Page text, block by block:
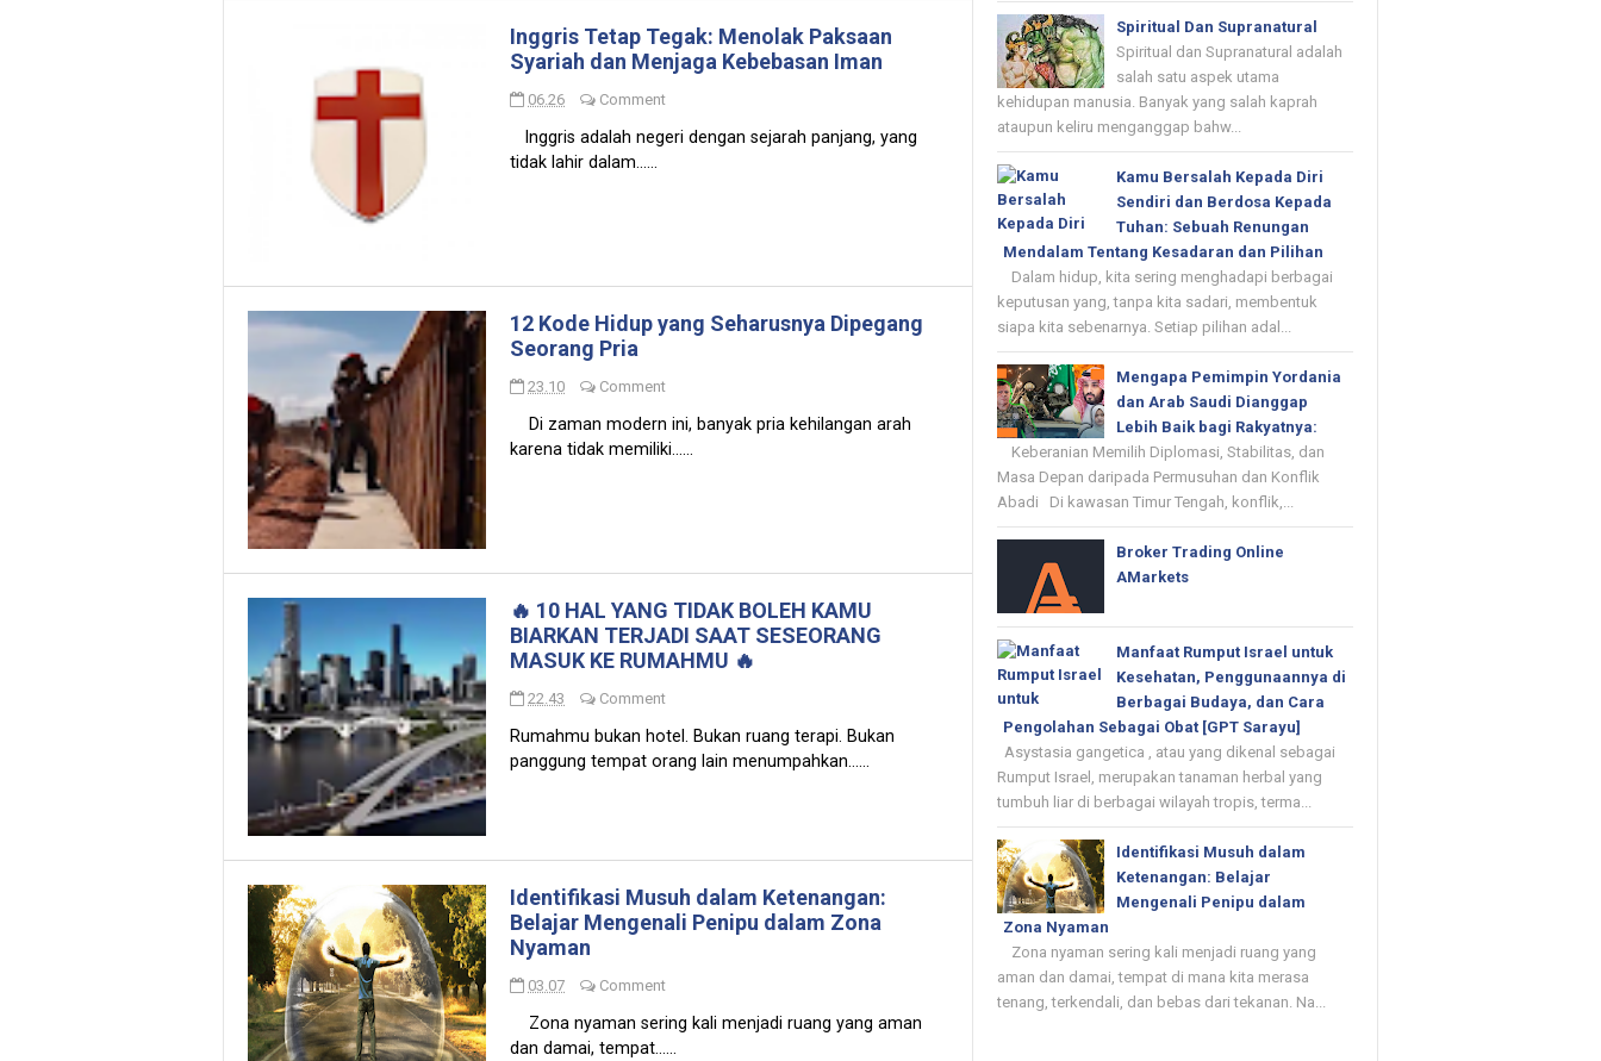
Inggris Tetap Tegak: Menolak Paksaan
Syariah dan Menjaga Kebebasan Iman
06.26 Comment
Inggris adalah negeri dengan sejarah panjang, yang
tidak lahir dalam......
12 Kode Hidup yang Seharusnya Dipegang
Seorang Pria
23.10 Comment
Di zaman modern ini, banyak pria kehilangan arah
karena tidak memiliki......
🔥 10 HAL YANG TIDAK BOLEH KAMU
BIARKAN TERJADI SAAT SESEORANG
MASUK KE RUMAHMU 🔥
22.43 Comment
Rumahmu bukan hotel. Bukan ruang terapi. Bukan
panggung tempat orang lain menumpahkan......
Identifikasi Musuh dalam Ketenangan:
Belajar Mengenali Penipu dalam Zona
Nyaman
03.07 Comment
Zona nyaman sering kali menjadi ruang yang aman
dan damai, tempat......
Spiritual Dan Supranatural
Spiritual dan Supranatural adalah
salah satu aspek utama
kehidupan manusia. Banyak yang salah kaprah
ataupun keliru menganggap bahw...
Kamu Bersalah Kepada Diri
Sendiri dan Berdosa Kepada
Tuhan: Sebuah Renungan
Mendalam Tentang Kesadaran dan Pilihan
Dalam hidup, kita sering menghadapi berbagai
keputusan yang, tanpa kita sadari, membentuk
siapa kita sebenarnya. Setiap pilihan adal...
Mengapa Pemimpin Yordania
dan Arab Saudi Dianggap
Lebih Baik bagi Rakyatnya:
Keberanian Memilih Diplomasi, Stabilitas, dan
Masa Depan daripada Permusuhan dan Konflik
Abadi Di kawasan Timur Tengah, konflik,...
Broker Trading Online
AMarkets
Manfaat Rumput Israel untuk
Kesehatan, Penggunaannya di
Berbagai Budaya, dan Cara
Pengolahan Sebagai Obat [GPT Sarayu]
Asystasia gangetica , atau yang dikenal sebagai
Rumput Israel, merupakan tanaman herbal yang
tumbuh liar di berbagai wilayah tropis, terma...
Identifikasi Musuh dalam
Ketenangan: Belajar
Mengenali Penipu dalam
Zona Nyaman
Zona nyaman sering kali menjadi ruang yang
aman dan damai, tempat di mana kita merasa
tenang, terkendali, dan bebas dari tekanan. Na...